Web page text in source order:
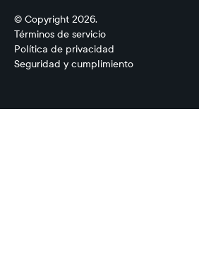
© Copyright 2026.
Términos de servicio
Política de privacidad
Seguridad y cumplimiento